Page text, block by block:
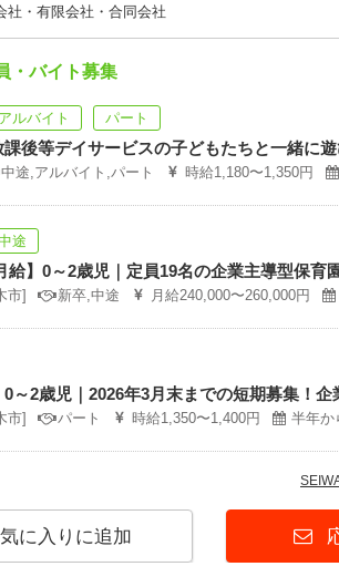
社・有限会社・合同会社
・バイト募集
アルバイト パート
後等デイサービスの子どもたちと一緒に
中途,アルバイト,パート 時給1,180〜1,350円
途
給】0～2歳児｜定員19名の企業主導型保育
市] 新卒,中途 月給240,000〜260,000円
0～2歳児｜2026年3月末までの短期募集！企
市] パート 時給1,350〜1,400円 半年か
に入りに追加